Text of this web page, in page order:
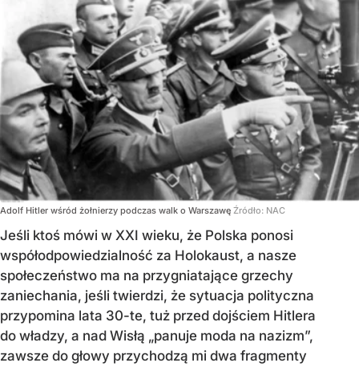
Adolf Hitler wśród żołnierzy podczas walk o Warszawę Źródło: NAC
Jeśli ktoś mówi w XXI wieku, że Polska ponosi
współodpowiedzialność za Holokaust, a nasze
społeczeństwo ma na przygniatające grzechy
zaniechania, jeśli twierdzi, że sytuacja polityczna
przypomina lata 30-te, tuż przed dojściem Hitlera
do władzy, a nad Wisłą „panuje moda na nazizm”,
zawsze do głowy przychodzą mi dwa fragmenty